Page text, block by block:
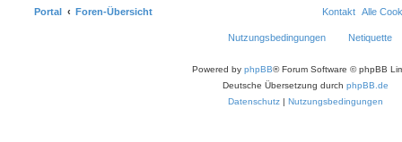
Portal Foren-Übersicht Alle
Kontakt
Netiquette
Nutzungsbedingungen
Powered by phpBB® Forum Software © phpBB
Deutsche Übersetzung durch phpBB.de
Datenschutz | Nutzungsbedingungen